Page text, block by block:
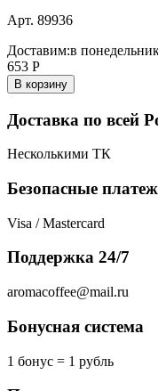
Арт. 89936
Доставим:в
653 Р
В корзину
Доставка по всей
Несколькими ТК
Безопасные
Visa / Mastercard
Поддержка 24/7
aromacoffee@mail.ru
Бонусная система
1 бонус = 1 рубль